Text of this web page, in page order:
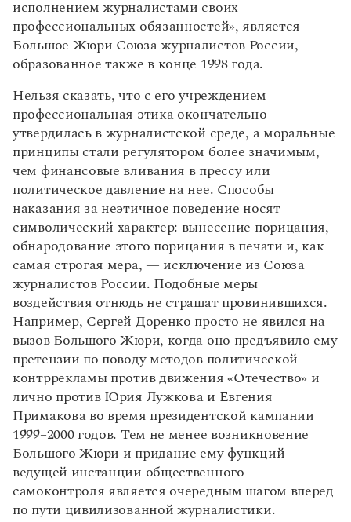
исполнением журналистами своих
профессиональных обязанностей», является
Большое Жюри Союза журналистов России,
образованное также в конце 1998 года.
Нельзя сказать, что с его учреждением
профессиональная этика окончательно
утвердилась в журналистской среде, а моральные
принципы стали регулятором более значимым,
чем финансовые вливания в прессу или
политическое давление на нее. Способы
наказания за неэтичное поведение носят
символический характер: вынесение порицания,
обнародование этого порицания в печати и, как
самая строгая мера, — исключение из Союза
журналистов России. Подобные меры
воздействия отнюдь не страшат провинившихся.
Например, Сергей Доренко просто не явился на
вызов Большого Жюри, когда оно предъявило ему
претензии по поводу методов политической
контррекламы против движения «Отечество» и
лично против Юрия Лужкова и Евгения
Примакова во время президентской кампании
1999–2000 годов. Тем не менее возникновение
Большого Жюри и придание ему функций
ведущей инстанции общественного
самоконтроля является очередным шагом вперед
по пути цивилизованной журналистики.